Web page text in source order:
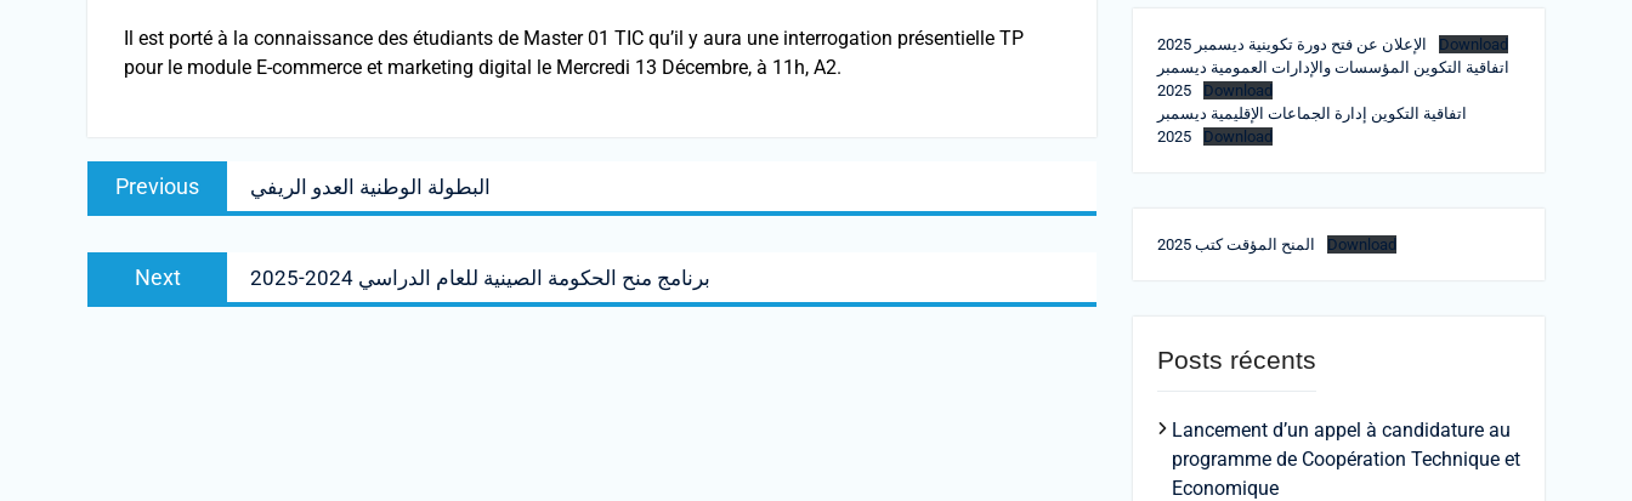
Il est porté à la connaissance des étudiants de Master 01 TIC qu’il y aura une interrogation présentielle TP
pour le module E-commerce et marketing digital le Mercredi 13 Décembre, à 11h, A2.
Post
navigation
Previous
Previous
post:
البطولة الوطنية العدو الريفي
Next
post:
برنامج منح الحكومة الصينية للعام الدراسي 2024-2025
الإعلان عن فتح دورة تكوينية ديسمبر 2025
Download
اتفاقية التكوين المؤسسات والإدارات العمومية ديسمبر
2025
Download
اتفاقية التكوين إدارة الجماعات الإقليمية ديسمبر
2025
Download
المنح المؤقت كتب 2025 Download
Posts récents
Lancement d’un appel à candidature au
programme de Coopération Technique et
Economique